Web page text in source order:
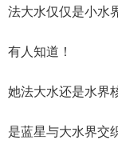
法大水仅仅是小水
有人知道！
她法大水还是水界
是蓝星与大水界交